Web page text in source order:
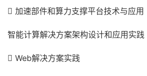
 加速部件和算力支撑平台技术与应用
智能计算解决方案架构设计和应用实践
 Web解决方案实践